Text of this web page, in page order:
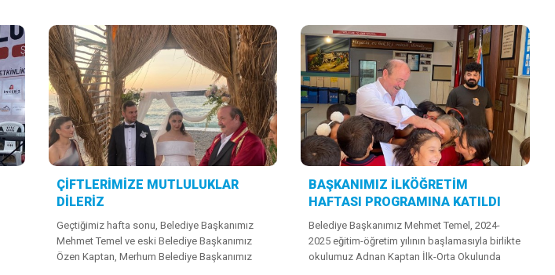
ÇİFTLERİMİZE MUTLULUKLAR
DİLERİZ
Geçtiğimiz hafta sonu, Belediye Başkanımız
Mehmet Temel ve eski Belediye Başkanımız
Özen Kaptan, Merhum Belediye Başkanımız
BAŞKANIMIZ İLKÖĞRETİM
HAFTASI PROGRAMINA KATILDI
Belediye Başkanımız Mehmet Temel, 2024-
2025 eğitim-öğretim yılının başlamasıyla birlikte
okulumuz Adnan Kaptan İlk-Orta Okulunda